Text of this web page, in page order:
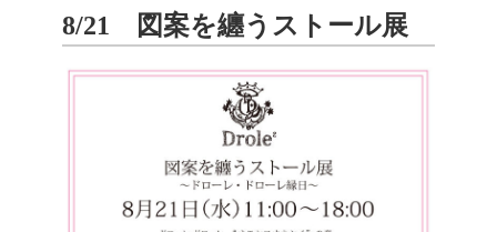
8/21 図案を纏うストール展